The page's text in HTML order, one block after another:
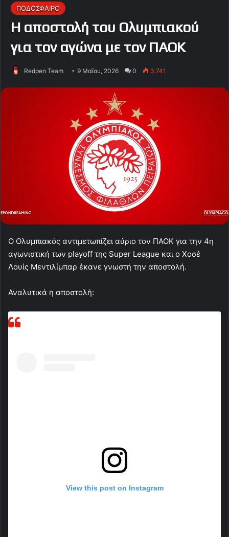
ΠΟΔΟΣΦΑΙΡΟ
Η αποστολή του Ολυμπιακού
για τον αγώνα με τον ΠΑΟΚ
Redpen Team 9 Μαΐου, 2026 0 3.741
Ο Ολυμπιακός αντιμετωπίζει αύριο τον ΠΑΟΚ για την 4η
αγωνιστική των playoff της Super League και ο Χοσέ
Λουίς Μεντιλίμπαρ έκανε γνωστή την αποστολή.
Αναλυτικά η αποστολή:
View this post on Instagram